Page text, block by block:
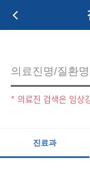
* 의료진 검색은 임상
진료과